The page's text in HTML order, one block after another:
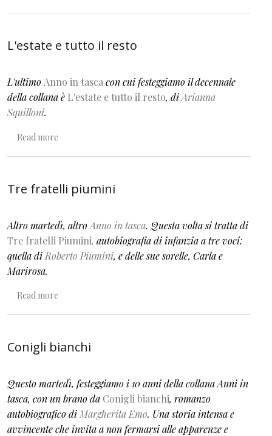
L'estate e tutto il resto
L'ultimo Anno in tasca con cui festeggiamo il decennale
della collana è L'estate e tutto il resto, diArianna
Squilloni.
Read more
Tre fratelli piumini
Altro martedì, altroAnno in tasca. Questa volta si tratta di
Tre fratelli Piumini, autobiografia di infanzia a tre voci:
quella di Roberto Piumini, e delle sue sorelle, Carla e
Marirosa.
Read more
Conigli bianchi
Questo martedì, festeggiamo i 10 anni della collana Anni in
tasca, con un brano da Conigli bianchi, romanzo
autobiografico di Margherita Emo. Una storia intensa e
avvincente che invita a non fermarsi alle apparenze e